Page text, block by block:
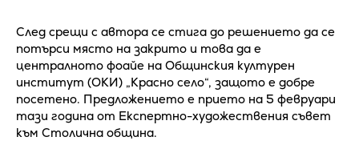
След срещи с автора се стига до решението да се
потърси място на закрито и това да е
централното фоайе на Общинския културен
институт (ОКИ) „Красно село“, защото е добре
посетено. Предложението е прието на 5 февруари
тази година от Експертно-художествения съвет
към Столична община.